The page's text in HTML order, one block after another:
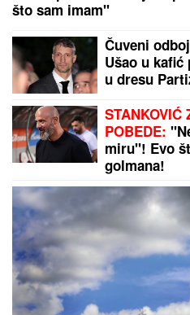
BEOGRADAOdmara na
Rekordno
Urađeno
Beograd
Evo zbog
Stanojlović
VENČAJU U
bivša žena:
Beograd"